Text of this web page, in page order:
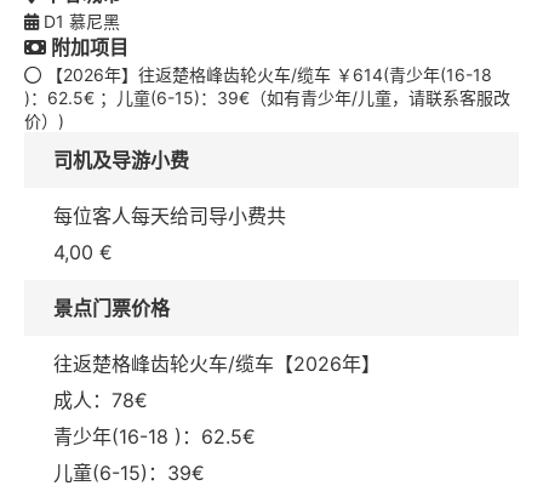
D1 慕尼黑
附加项目
【2026年】往返楚格峰齿轮火车/缆车 ￥614(青少年(16-18
)：62.5€ ；儿童(6-15)：39€（如有青少年/儿童，请联系客服改
价）)
司机及导游小费
每位客人每天给司导小费共
4,00 €
景点门票价格
往返楚格峰齿轮火车/缆车【2026年】
成人：78€
青少年(16-18 )：62.5€
儿童(6-15)：39€